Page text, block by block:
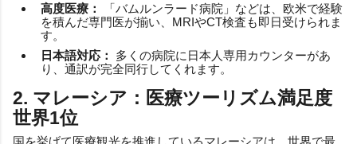
高度医療：
「バムルンラード病院」などは、欧米で経験
を積んだ専門医が揃い、MRIやCT検査も即日受けられま
す。
日本語対応：
多くの病院に日本人専用カウンターがあ
り、通訳が完全同行してくれます。
2. マレーシア：医療ツーリズム満足度
世界1位
国を挙げて医療観光を推進しているマレーシアは、世界で最